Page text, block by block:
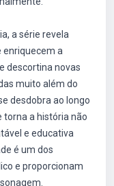
a série revela
enriquecem a
descortina novas
muito além do
desdobra ao longo
a história não
e educativa
é um dos
e proporcionam